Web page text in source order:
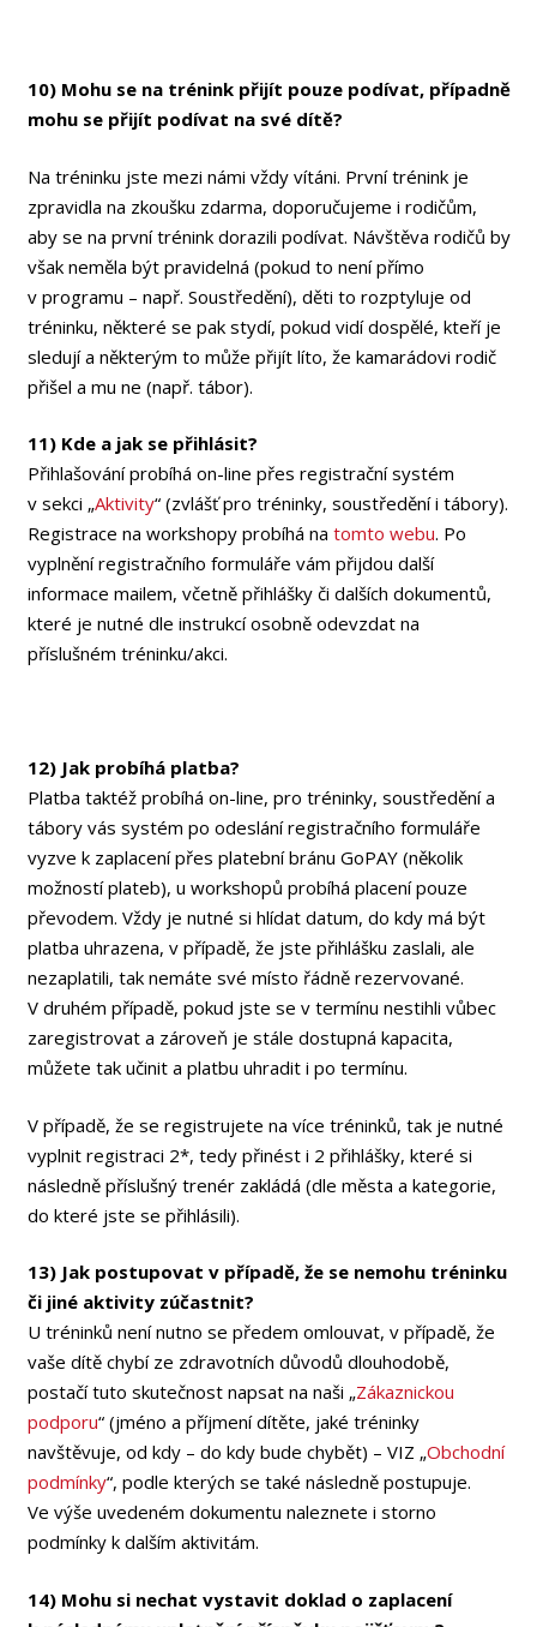
10) Mohu se na trénink přijít pouze podívat, případně
mohu se přijít podívat na své dítě?
Na tréninku jste mezi námi vždy vítáni. První trénink je
zpravidla na zkoušku zdarma, doporučujeme i rodičům,
aby se na první trénink dorazili podívat. Návštěva rodičů by
však neměla být pravidelná (pokud to není přímo
v programu – např. Soustředění), děti to rozptyluje od
tréninku, některé se pak stydí, pokud vidí dospělé, kteří je
sledují a některým to může přijít líto, že kamarádovi rodič
přišel a mu ne (např. tábor).
11) Kde a jak se přihlásit?
Přihlašování probíhá on-line přes registrační systém
v sekci „Aktivity“ (zvlášť pro tréninky, soustředění i tábory).
Registrace na workshopy probíhá na tomto webu. Po
vyplnění registračního formuláře vám přijdou další
informace mailem, včetně přihlášky či dalších dokumentů,
které je nutné dle instrukcí osobně odevzdat na
příslušném tréninku/akci.
12) Jak probíhá platba?
Platba taktéž probíhá on-line, pro tréninky, soustředění a
tábory vás systém po odeslání registračního formuláře
vyzve k zaplacení přes platební bránu GoPAY (několik
možností plateb), u workshopů probíhá placení pouze
převodem. Vždy je nutné si hlídat datum, do kdy má být
platba uhrazena, v případě, že jste přihlášku zaslali, ale
nezaplatili, tak nemáte své místo řádně rezervované.
V druhém případě, pokud jste se v termínu nestihli vůbec
zaregistrovat a zároveň je stále dostupná kapacita,
můžete tak učinit a platbu uhradit i po termínu.
V případě, že se registrujete na více tréninků, tak je nutné
vyplnit registraci 2*, tedy přinést i 2 přihlášky, které si
následně příslušný trenér zakládá (dle města a kategorie,
do které jste se přihlásili).
13) Jak postupovat v případě, že se nemohu tréninku
či jiné aktivity zúčastnit?
U tréninků není nutno se předem omlouvat, v případě, že
vaše dítě chybí ze zdravotních důvodů dlouhodobě,
postačí tuto skutečnost napsat na naši „Zákaznickou
podporu“ (jméno a příjmení dítěte, jaké tréninky
navštěvuje, od kdy – do kdy bude chybět) – VIZ „Obchodní
podmínky“, podle kterých se také následně postupuje.
Ve výše uvedeném dokumentu naleznete i storno
podmínky k dalším aktivitám.
14) Mohu si nechat vystavit doklad o zaplacení